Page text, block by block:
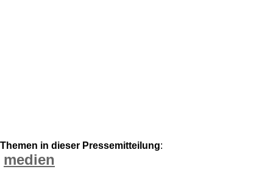
Themen in dieser Pressemitteilung:
medien